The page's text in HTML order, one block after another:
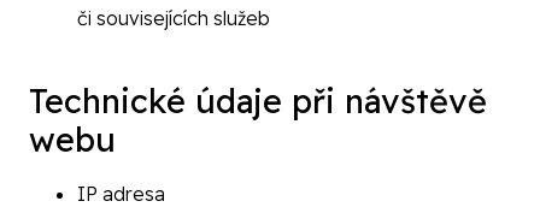
či souvisejících služeb
Technické údaje při návštěvě
webu
IP adresa